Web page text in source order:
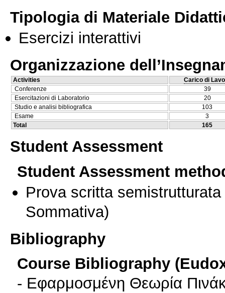
Tipologia di Materiale
Esercizi interattivi
Organizzazione
Activities
Carico di
Conferenze
39
Esercitazioni di Laboratorio
20
Studio e analisi bibliografica
103
Esame
3
Total
165
Student Assessment
Student Assessment
Prova scritta
Sommativa)
Bibliography
Course Bibliography
- Εφαρμοσμένη Θεωρία